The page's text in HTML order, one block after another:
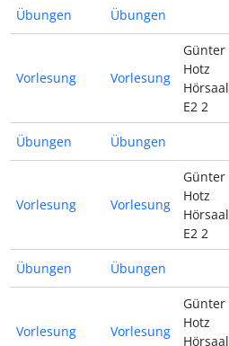
Übungen Übungen
Vorlesung Vorlesung
Günter
Hotz
Hörsaal
E2 2
Übungen Übungen
Vorlesung Vorlesung
Günter
Hotz
Hörsaal
E2 2
Übungen Übungen
Vorlesung Vorlesung
Günter
Hotz
Hörsaal